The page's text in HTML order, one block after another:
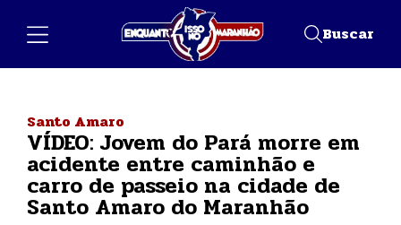
Buscar
Santo Amaro
VÍDEO: Jovem do Pará morre em
acidente entre caminhão e
carro de passeio na cidade de
Santo Amaro do Maranhão